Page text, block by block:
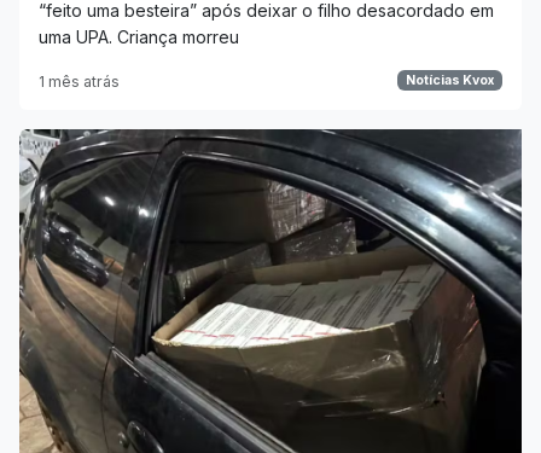
“feito uma besteira” após deixar o filho desacordado em
uma UPA. Criança morreu
1 mês atrás Notícias Kvox